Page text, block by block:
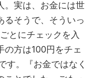
。実は、お金には世
るそうで、そういっ
とにチェックを入
の方は100円をチェ
す。『お金ではなく